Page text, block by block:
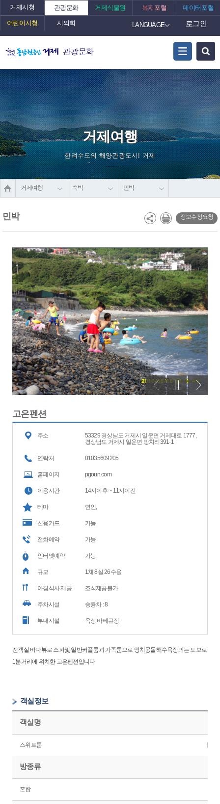
거제시청 관광문화 거제식물원 복지포털 데이터포털
어린이시청 시의회 LANGUAGE 로그인
관광문화
거제여행
한려수도의 해양관광도시! 거제
거제여행 숙박 민박
민박 정보수정요청
고은펜션
주소
53329 경상남도 거제시 일운면 거제대로 1777,
경상남도 거제시 일운면 망치리391-1
연락처 01035609205
홈페이지 pgoun.com
이용시간 14시이후 ~ 11시이전
테마 연인,
신용카드 가능
전화예약 가능
인터넷예약 가능
규모 1채 8실 26수용
아침식사 제공 조식제공불가
주차시설 승용차 : 8
부대시설 옥상 바베큐장
전객실 바다뷰로 스파및 일반커플룸과 가족룸으로 망치몽돌해수욕장과는 도보로
1분거리에 위치한 고은펜션입니다
객실정보
객실명
스위트룸
방종류
혼합